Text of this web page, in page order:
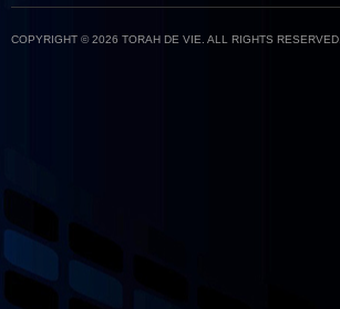
COPYRIGHT © 2026 TORAH DE VIE. ALL RIGHTS RESERVED.